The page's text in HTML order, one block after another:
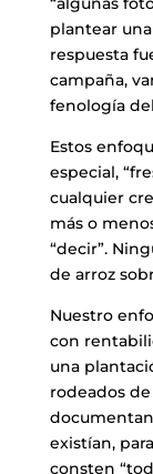
plantear
respuesta
campaña,
fenología
Estos
especial,
cualquier
más o
“decir”.
de arroz
Nuestro
con
una
rodeados
existían,
consten